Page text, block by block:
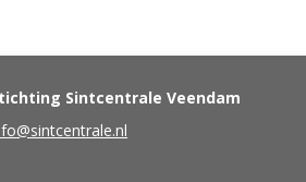
Sintcentrale Veendam